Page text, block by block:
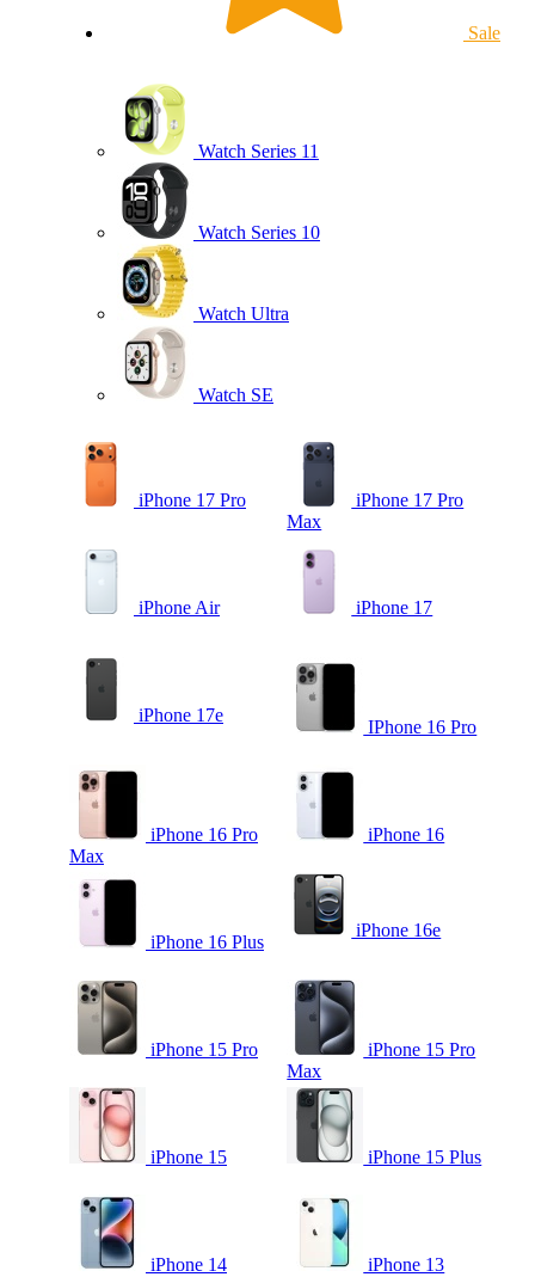
Sale
Watch Series 11
Watch Series 10
Watch Ultra
Watch SE
iPhone 17 Pro
iPhone 17 Pro
Max
iPhone Air iPhone 17
iPhone 17e
IPhone 16 Pro
iPhone 16 Pro
Max
iPhone 16
iPhone 16 Plus
iPhone 16e
iPhone 15 Pro
iPhone 15 Pro
Max
iPhone 15 iPhone 15 Plus
iPhone 14 iPhone 13